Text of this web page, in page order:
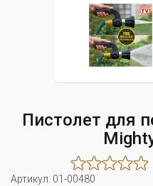
Пистолет для
Артикул: 01-00480